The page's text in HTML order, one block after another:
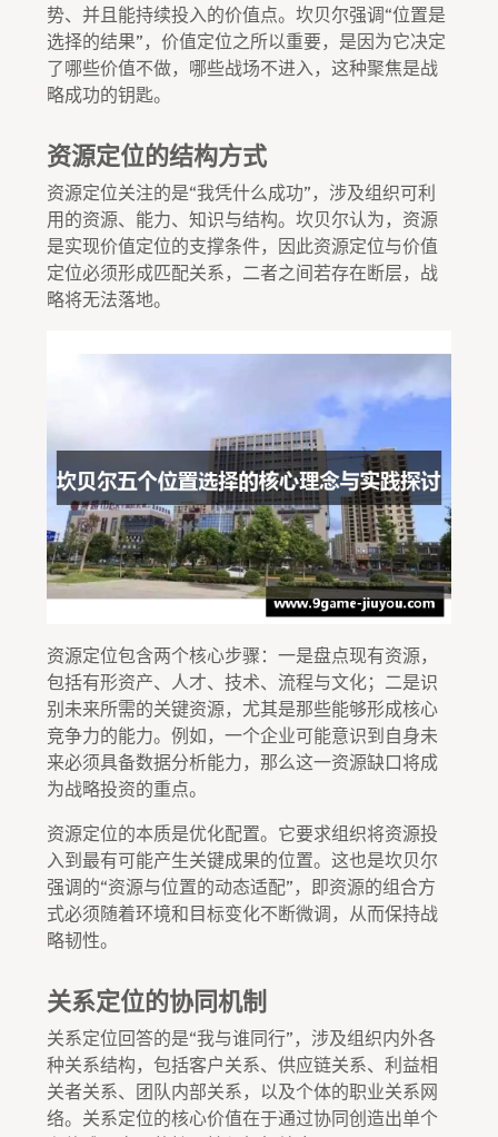
势、并且能持续投入的价值点。坎贝尔强调“位置是
选择的结果”，价值定位之所以重要，是因为它决定
了哪些价值不做，哪些战场不进入，这种聚焦是战
略成功的钥匙。
资源定位的结构方式
资源定位关注的是“我凭什么成功”，涉及组织可利
用的资源、能力、知识与结构。坎贝尔认为，资源
是实现价值定位的支撑条件，因此资源定位与价值
定位必须形成匹配关系，二者之间若存在断层，战
略将无法落地。
资源定位包含两个核心步骤：一是盘点现有资源，
包括有形资产、人才、技术、流程与文化；二是识
别未来所需的关键资源，尤其是那些能够形成核心
竞争力的能力。例如，一个企业可能意识到自身未
来必须具备数据分析能力，那么这一资源缺口将成
为战略投资的重点。
资源定位的本质是优化配置。它要求组织将资源投
入到最有可能产生关键成果的位置。这也是坎贝尔
强调的“资源与位置的动态适配”，即资源的组合方
式必须随着环境和目标变化不断微调，从而保持战
略韧性。
关系定位的协同机制
关系定位回答的是“我与谁同行”，涉及组织内外各
种关系结构，包括客户关系、供应链关系、利益相
关者关系、团队内部关系，以及个体的职业关系网
络。关系定位的核心价值在于通过协同创造出单个